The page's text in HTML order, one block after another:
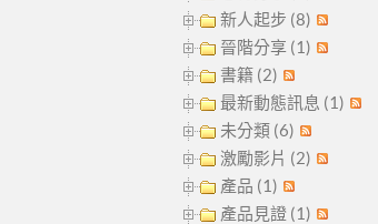
新人起步 (8)
晉階分享 (1)
書籍 (2)
最新動態訊息 (1)
未分類 (6)
激勵影片 (2)
產品 (1)
產品見證 (1)